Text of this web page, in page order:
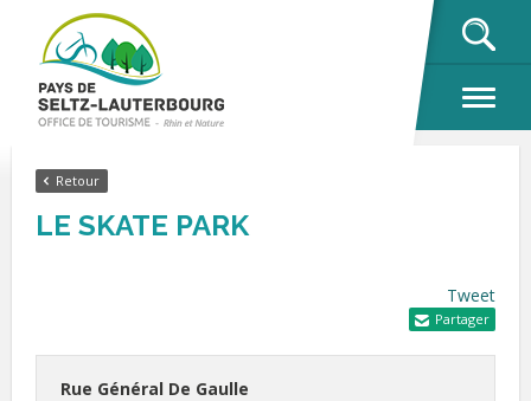
Retour
LE SKATE PARK
Tweet
Partager
Rue Général De Gaulle